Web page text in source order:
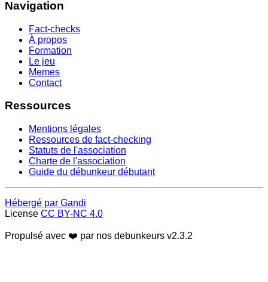
Navigation
Fact-checks
À propos
Formation
Le jeu
Memes
Contact
Ressources
Mentions légales
Ressources de fact-checking
Statuts de l'association
Charte de l'association
Guide du débunkeur débutant
Hébergé par Gandi
License CC BY-NC 4.0
Propulsé avec ❤️ par nos debunkeurs v2.3.2